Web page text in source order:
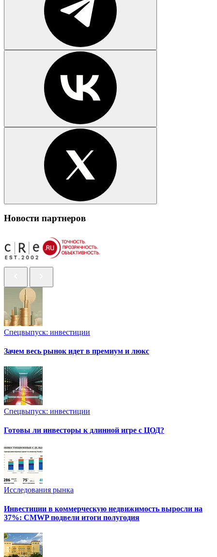
Новости партнеров
Спецвыпуск: инвестиции
Зачем весь рынок идет в премиум и люкс
Спецвыпуск: инвестиции
Готовы ли инвесторы к длинной игре с ЦОД?
Исследования рынка
Инвестиции в коммерческую недвижимость выросли на
37%: CMWP подвели итоги полугодия